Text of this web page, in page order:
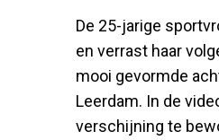
De 25-jarige
en verrast haar
mooi gevormde
Leerdam. In de
verschijning te